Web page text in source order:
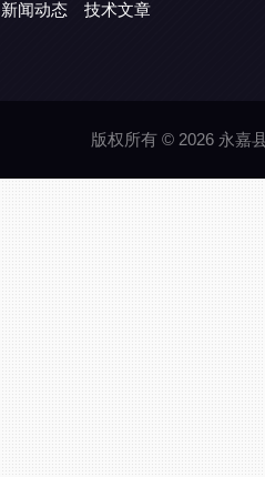
新闻动态 技术文章
版权所有 © 2026 永嘉